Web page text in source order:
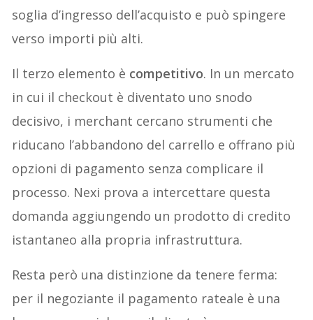
soglia d’ingresso dell’acquisto e può spingere
verso importi più alti.
Il terzo elemento è competitivo. In un mercato
in cui il checkout è diventato uno snodo
decisivo, i merchant cercano strumenti che
riducano l’abbandono del carrello e offrano più
opzioni di pagamento senza complicare il
processo. Nexi prova a intercettare questa
domanda aggiungendo un prodotto di credito
istantaneo alla propria infrastruttura.
Resta però una distinzione da tenere ferma:
per il negoziante il pagamento rateale è una